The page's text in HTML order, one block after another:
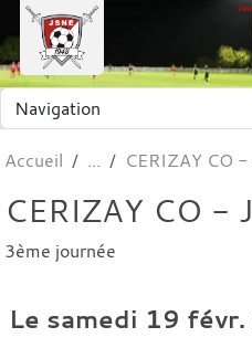
Accueil CERIZAY CO -
CERIZAY CO -
3ème journée
Le samedi 19 févr.
Panneau de gestion des